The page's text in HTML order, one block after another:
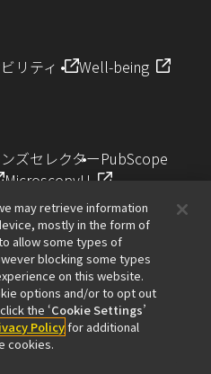
リティ
Well-being
ズセレクターPubScope
MicroscopyU
コンイメージング）
ストリアルソリューション
事業）
may retrieve information
mostly in the form of
allow some types of
blocking some types
on this website.
options and/or to opt out
the ‘Cookie Settings’
Policyfor additional
cookies.